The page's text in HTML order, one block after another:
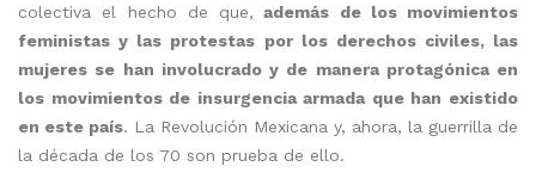
colectiva el hecho de que, además de los movimientos
feministas y las protestas por los derechos civiles, las
mujeres se han involucrado y de manera protagónica en
los movimientos de insurgencia armada que han existido
en este país. La Revolución Mexicana y, ahora, la guerrilla de
la década de los 70 son prueba de ello.